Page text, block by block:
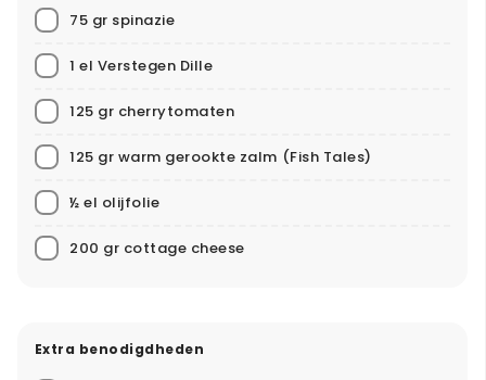
75 gr spinazie
1 el Verstegen Dille
125 gr cherrytomaten
125 gr warm gerookte zalm (Fish Tales)
½ el olijfolie
200 gr cottage cheese
Extra benodigdheden